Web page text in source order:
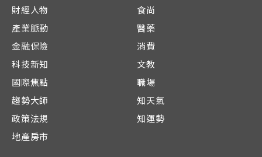
財經人物
產業脈動
金融保險
科技新知
國際焦點
趨勢大師
政策法規
地產房市
食尚
醫藥
消費
文教
職場
知天氣
知運勢